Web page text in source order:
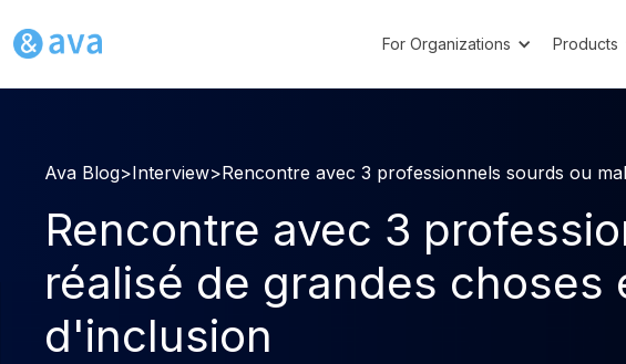
For Organizations Products
Ava Blog>Interview>Rencontre avec 3 professionnels sourds ou
Rencontre avec 3
réalisé de grandes
d'inclusion